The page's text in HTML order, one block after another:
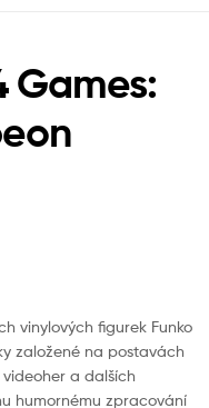
Games:
vinylových figurek Funko
založené na postavách
a dalších
humornému zpracování